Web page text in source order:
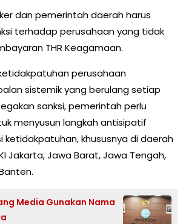
dan pemerintah daerah harus
terhadap perusahaan yang tidak
THR Keagamaan.
perusahaan
sistemik yang berulang setiap
sanksi, pemerintah perlu
menyusun langkah antisipatif
khususnya di daerah
Jakarta, Jawa Barat, Jawa Tengah,
Media Gunakan Nama